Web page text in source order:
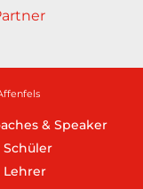
& Speaker